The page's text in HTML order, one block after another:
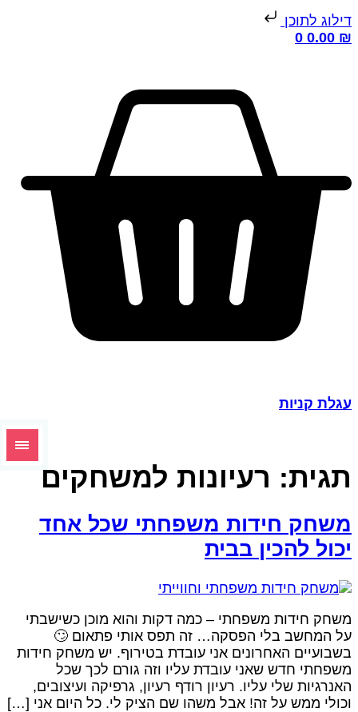
לתוכן
0.00
0
קניות
רעיונות למשחקים
חידות משפחתי שכל אחד
להכין בבית
חידות משפחתי – כמה דקות והוא מוכן כשישבתי
המחשב בלי הפסקה… זה תפס אותי פתאום 🙄
האחרונים אני עובדת בטירוף. יש משחק חידות
חדש שאני עובדת עליו וזה גורם לכך שכל
שלי עליו. רעיון רודף רעיון, גרפיקה ועיצובים,
ממש על זה! אבל משהו שם הציק לי. כל היום אני […]